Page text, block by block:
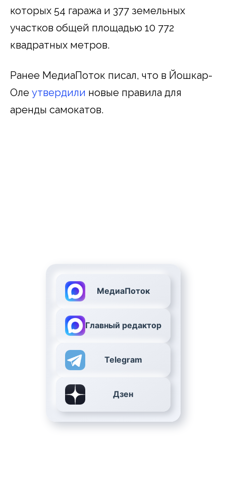
которых 54 гаража и 377 земельных
участков общей площадью 10 772
квадратных метров.
Ранее МедиаПоток писал, что в Йошкар-
Оле утвердили новые правила для
аренды самокатов.
МедиаПоток
Главный редактор
Telegram
Дзен